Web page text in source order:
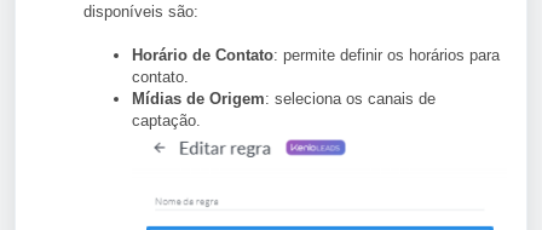
disponíveis são:
Horário de Contato: permite definir os horários para
contato.
Mídias de Origem: seleciona os canais de
captação.